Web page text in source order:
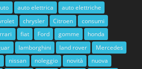
auto elettrica
auto elettriche
chrysler Citroen
consumi
fiat Ford gomme
honda
lamborghini land rover
Mercedes
nissan noleggio novità
nuova